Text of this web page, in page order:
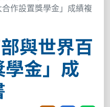
作設置獎學金」成績複
與世界百
金」成